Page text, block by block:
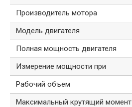
Производитель мотора
Модель двигателя
Полная мощность двигателя
Измерение мощности при
Рабочий объем
Максимальный крутящий момент